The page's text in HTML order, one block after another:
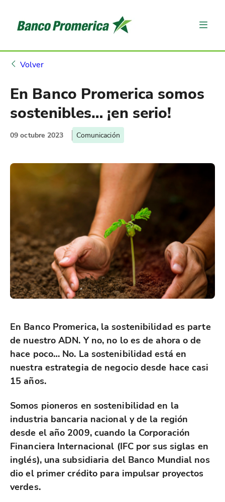
Volver
En Banco Promerica somos
sostenibles… ¡en serio!
09 octubre 2023 Comunicación
En Banco Promerica, la sostenibilidad es parte
de nuestro ADN. Y no, no lo es de ahora o de
hace poco… No. La sostenibilidad está en
nuestra estrategia de negocio desde hace casi
15 años.
Somos pioneros en sostenibilidad en la
industria bancaria nacional y de la región
desde el año 2009, cuando la Corporación
Financiera Internacional (IFC por sus siglas en
inglés), una subsidiaria del Banco Mundial nos
dio el primer crédito para impulsar proyectos
verdes.